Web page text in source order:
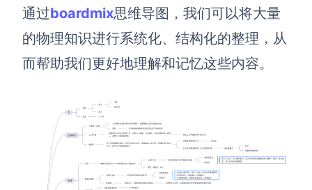
AI生成PPT，支持在线编辑
资源与下载
博思白板boardmix
下载
通过boardmix思维导图，我们可以将大量
的物理知识进行系统化、结构化的整理，从
而帮助我们更好地理解和记忆这些内容。